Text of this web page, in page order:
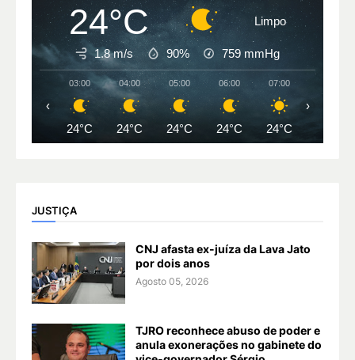
24°C Limpo
1.8 m/s 90% 759 mmHg
03:00
24°C
04:00
24°C
05:00
24°C
06:00
24°C
07:00
24°C
‹ ›
JUSTIÇA
CNJ afasta ex-juíza da Lava Jato
por dois anos
Agosto 05, 2026
TJRO reconhece abuso de poder e
anula exonerações no gabinete do